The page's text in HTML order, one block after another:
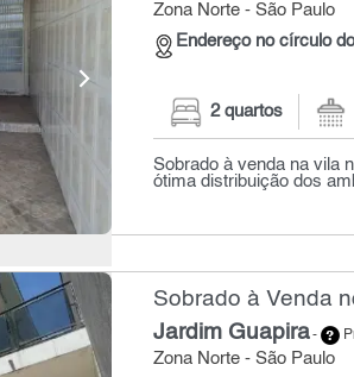
Zona Norte - São Paulo
Endereço no círculo
2 quartos
Sobrado à venda na vila
ótima distribuição dos
Sobrado à Venda
Jardim Guapira-
Zona Norte - São Paulo